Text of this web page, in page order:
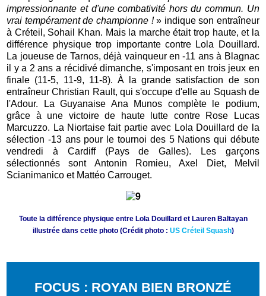
impressionnante et d'une combativité hors du commun. Un
vrai tempérament de championne !» indique son entraîneur
à Créteil, Sohail Khan. Mais la marche était trop haute, et la
différence physique trop importante contre Lola Douillard.
La joueuse de Tarnos, déjà vainqueur en -11 ans à Blagnac
il y a 2 ans a récidivé dimanche, s'imposant en trois jeux en
finale (11-5, 11-9, 11-8). À la grande satisfaction de son
entraîneur Christian Rault, qui s'occupe d'elle au Squash de
l'Adour. La Guyanaise Ana Munos complète le podium,
grâce à une victoire de haute lutte contre Rose Lucas
Marcuzzo. La Niortaise fait partie avec Lola Douillard de la
sélection -13 ans pour le tournoi des 5 Nations qui débute
vendredi à Cardiff (Pays de Galles). Les garçons
sélectionnés sont Antonin Romieu, Axel Diet, Melvil
Scianimanico et Mattéo Carrouget.
Toute la différence physique entre Lola Douillard et Lauren Baltayan
illustrée dans cette photo (Crédit photo : US Créteil Squash)
FOCUS : ROYAN BIEN BRONZÉ